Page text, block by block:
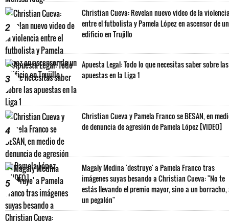
2
Christian Cueva: Revelan nuevo video de la
entre el futbolista y Pamela López en ascensor de un
edificio en Trujillo
3
Apuesta Legal: Todo lo que necesitas saber sobre las
apuestas en la Liga 1
4
Christian Cueva y Pamela Franco se BESAN, en
de denuncia de agresión de Pamela López [VIDEO]
5
Magaly Medina 'destruye' a Pamela Franco tras
imágenes suyas besando a Christian Cueva: "No te
estás llevando el premio mayor, sino a un borracho,
un pegalón"